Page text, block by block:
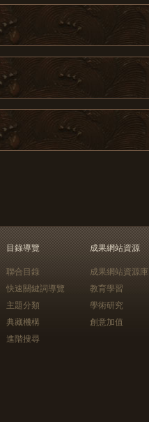
目錄導覽
聯合目錄
快速關鍵詞導覽
主題分類
典藏機構
進階搜尋
成果網站資源
成果網站資源庫
教育學習
學術研究
創意加值